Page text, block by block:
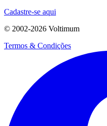
Cadastre-se aqui
© 2002-2026 Voltimum
Termos & Condições